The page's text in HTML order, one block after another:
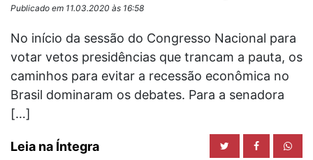
Publicado em 11.03.2020 às 16:58
No início da sessão do Congresso Nacional para
votar vetos presidências que trancam a pauta, os
caminhos para evitar a recessão econômica no
Brasil dominaram os debates. Para a senadora
[…]
Leia na Íntegra